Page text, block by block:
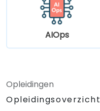
AIOps
Opleidingen
Opleidingsoverzicht